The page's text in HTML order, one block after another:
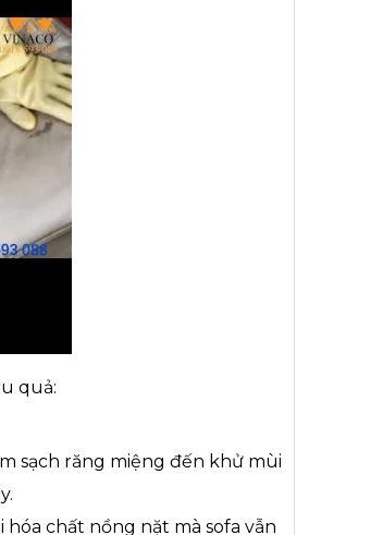
quả:
sạch răng miệng đến khử mùi
chất nồng nặt mà sofa vẫn